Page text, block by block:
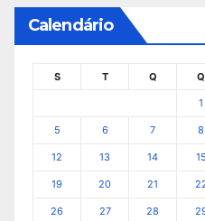
Calendário
S T Q Q
1
5 6 7 8
12 13 14 15
19 20 21
26 27 28